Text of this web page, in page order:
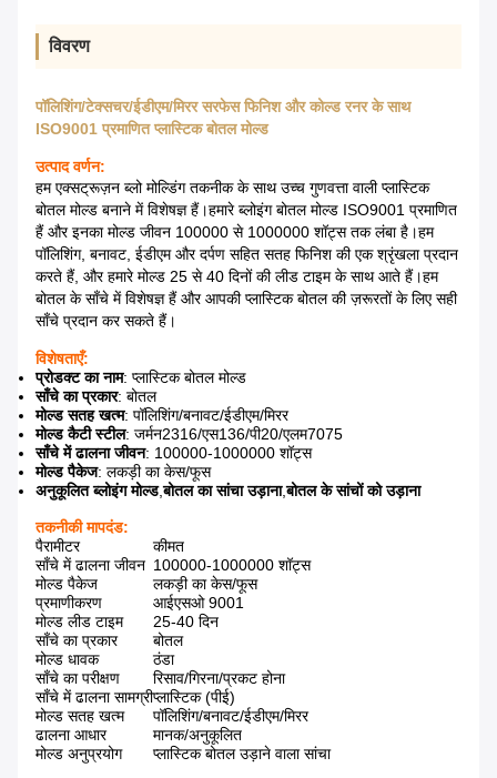
विवरण
पॉलिशिंग/टेक्सचर/ईडीएम/मिरर सरफेस फिनिश और कोल्ड रनर के साथ
ISO9001 प्रमाणित प्लास्टिक बोतल मोल्ड
उत्पाद वर्णन:
हम एक्सट्रूज़न ब्लो मोल्डिंग तकनीक के साथ उच्च गुणवत्ता वाली प्लास्टिक
बोतल मोल्ड बनाने में विशेषज्ञ हैं।हमारे ब्लोइंग बोतल मोल्ड ISO9001 प्रमाणित
हैं और इनका मोल्ड जीवन 100000 से 1000000 शॉट्स तक लंबा है।हम
पॉलिशिंग, बनावट, ईडीएम और दर्पण सहित सतह फिनिश की एक श्रृंखला प्रदान
करते हैं, और हमारे मोल्ड 25 से 40 दिनों की लीड टाइम के साथ आते हैं।हम
बोतल के साँचे में विशेषज्ञ हैं और आपकी प्लास्टिक बोतल की ज़रूरतों के लिए सही
साँचे प्रदान कर सकते हैं।
विशेषताएँ:
प्रोडक्ट का नाम: प्लास्टिक बोतल मोल्ड
साँचे का प्रकार: बोतल
मोल्ड सतह खत्म: पॉलिशिंग/बनावट/ईडीएम/मिरर
मोल्ड कैटी स्टील: जर्मन2316/एस136/पी20/एलम7075
साँचे में ढालना जीवन: 100000-1000000 शॉट्स
मोल्ड पैकेज: लकड़ी का केस/फूस
अनुकूलित ब्लोइंग मोल्ड,बोतल का सांचा उड़ाना,बोतल के सांचों को उड़ाना
तकनीकी मापदंड:
पैरामीटर
कीमत
साँचे में ढालना जीवन 100000-1000000 शॉट्स
मोल्ड पैकेज
लकड़ी का केस/फूस
प्रमाणीकरण
आईएसओ 9001
मोल्ड लीड टाइम
25-40 दिन
साँचे का प्रकार
बोतल
मोल्ड धावक
ठंडा
साँचे का परीक्षण
रिसाव/गिरना/प्रकट होना
साँचे में ढालना सामग्रीप्लास्टिक (पीई)
मोल्ड सतह खत्म
पॉलिशिंग/बनावट/ईडीएम/मिरर
ढालना आधार
मानक/अनुकूलित
मोल्ड अनुप्रयोग
प्लास्टिक बोतल उड़ाने वाला सांचा